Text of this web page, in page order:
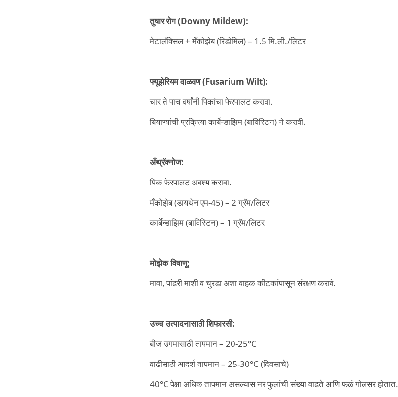
तुषाररोग (Downy Mildew):
मेटालॅक्सिल + मँकोझेब (रिडोमिल) – 1.5 मि.ली./लिटर
फ्यूझेरियमवाळवण (Fusarium Wilt):
चार ते पाच वर्षांनी पिकांचा फेरपालट करावा.
बियाण्यांची प्रक्रिया कार्बेन्डाझिम (बाविस्टिन) ने करावी.
अँथ्रॅक्नोज:
पिक फेरपालट अवश्य करावा.
मँकोझेब (डायथेन एम-45) – 2 ग्रॅम/लिटर
कार्बेन्डाझिम (बाविस्टिन) – 1 ग्रॅम/लिटर
मोझेकविषाणू:
मावा, पांढरी माशी व चुरडा अशा वाहक कीटकांपासून संरक्षण करावे.
उच्चउत्पादनासाठीशिफारसी:
बीज उगमासाठी तापमान – 20-25°C
वाढीसाठी आदर्श तापमान – 25-30°C (दिवसाचे)
40°C पेक्षा अधिक तापमान असल्यास नर फुलांची संख्या वाढते आणि फळं गोलसर होतात.